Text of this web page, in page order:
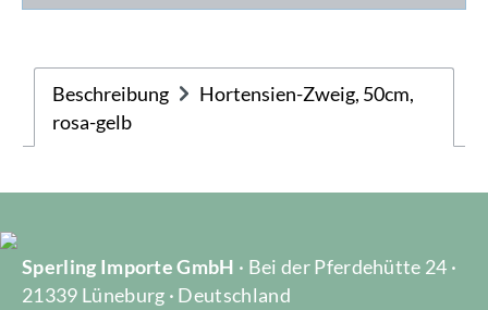
Beschreibung
Hortensien-Zweig, 50cm,
rosa-gelb
Sperling Importe GmbH · Bei der Pferdehütte 24 ·
21339 Lüneburg · Deutschland